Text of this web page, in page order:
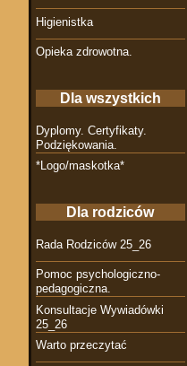
Higienistka
Opieka zdrowotna.
Dla wszystkich
Dyplomy. Certyfikaty.
Podziękowania.
*Logo/maskotka*
Dla rodziców
Rada Rodziców 25_26
Pomoc psychologiczno-
pedagogiczna.
Konsultacje Wywiadówki
25_26
Warto przeczytać